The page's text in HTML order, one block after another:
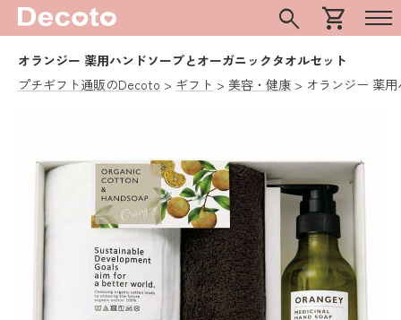
search shopping_cart
オランジー 薬用ハンドソープとオーガニックタオルセット
プチギフト通販のDecoto
ギフト 美容・健康 オランジー 薬